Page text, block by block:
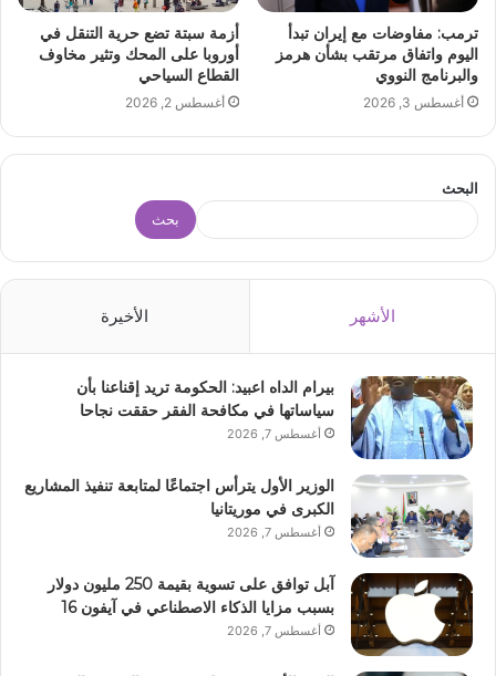
ترمب: مفاوضات مع إيران تبدأ
اليوم واتفاق مرتقب بشأن هرمز
والبرنامج النووي
أغسطس 3, 2026
أزمة سبتة تضع حرية التنقل في
أوروبا على المحك وتثير مخاوف
القطاع السياحي
أغسطس 2, 2026
البحث
بحث
الأشهر الأخيرة
بيرام الداه اعبيد: الحكومة تريد إقناعنا بأن
سياساتها في مكافحة الفقر حققت نجاحا
أغسطس 7, 2026
الوزير الأول يترأس اجتماعًا لمتابعة تنفيذ المشاريع
الكبرى في موريتانيا
أغسطس 7, 2026
آبل توافق على تسوية بقيمة 250 مليون دولار
بسبب مزايا الذكاء الاصطناعي في آيفون 16
أغسطس 7, 2026